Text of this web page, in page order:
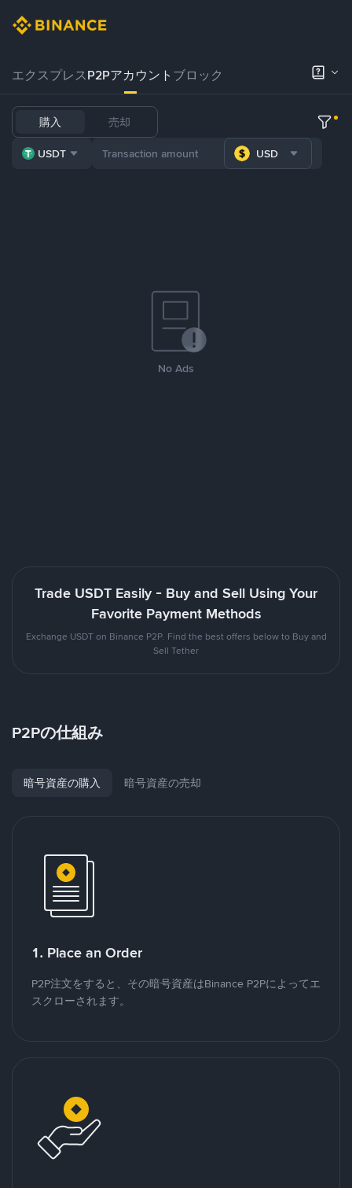
エクスプレスP2Pアカウント ブロック
購入 売却
USDT USD
No Ads
Trade USDT Easily - Buy and Sell Using Your
Favorite Payment Methods
Exchange USDT on Binance P2P. Find the best offers below to Buy and
Sell Tether
P2Pの仕組み
暗号資産の購入 暗号資産の売却
1. Place an Order
P2P注文をすると、その暗号資産はBinance P2Pによってエ
スクローされます。